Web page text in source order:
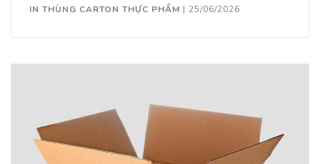
IN THÙNG CARTON THỰC PHẨM | 25/06/2026